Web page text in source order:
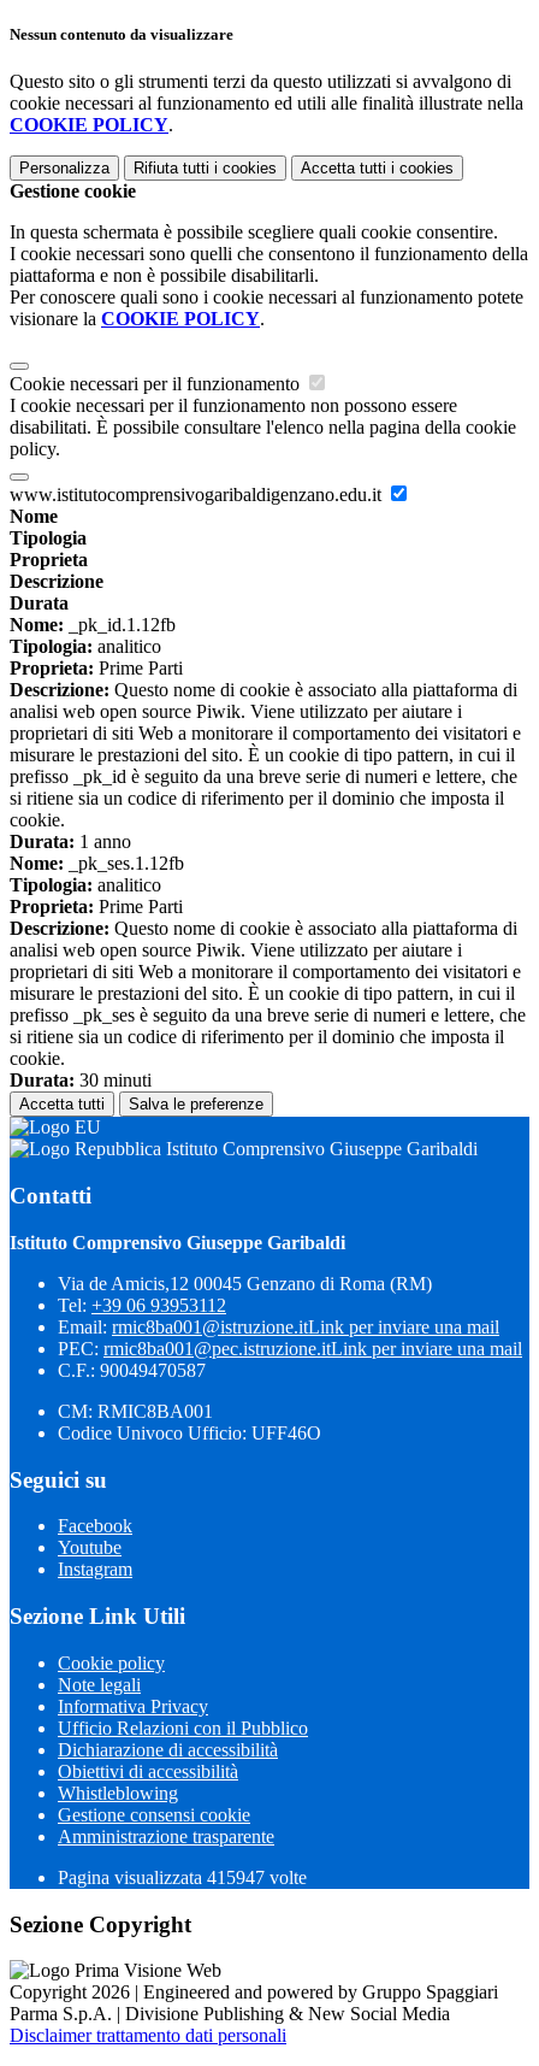
Nessun contenuto da visualizzare
Questo sito o gli strumenti terzi da questo utilizzati si avvalgono di
cookie necessari al funzionamento ed utili alle finalità illustrate nella
COOKIE POLICY.
Personalizza Rifiuta tutti i cookies Accetta tutti i cookies
Gestione cookie
In questa schermata è possibile scegliere quali cookie consentire.
I cookie necessari sono quelli che consentono il funzionamento della
piattaforma e non è possibile disabilitarli.
Per conoscere quali sono i cookie necessari al funzionamento potete
visionare la COOKIE POLICY.
Cookie necessari per il funzionamento
I cookie necessari per il funzionamento non possono essere
disabilitati. È possibile consultare l'elenco nella pagina della cookie
policy.
www.istitutocomprensivogaribaldigenzano.edu.it
Nome
Tipologia
Proprieta
Descrizione
Durata
Nome: _pk_id.1.12fb
Tipologia: analitico
Proprieta: Prime Parti
Descrizione: Questo nome di cookie è associato alla piattaforma di
analisi web open source Piwik. Viene utilizzato per aiutare i
proprietari di siti Web a monitorare il comportamento dei visitatori e
misurare le prestazioni del sito. È un cookie di tipo pattern, in cui il
prefisso _pk_id è seguito da una breve serie di numeri e lettere, che
si ritiene sia un codice di riferimento per il dominio che imposta il
cookie.
Durata: 1 anno
Nome: _pk_ses.1.12fb
Tipologia: analitico
Proprieta: Prime Parti
Descrizione: Questo nome di cookie è associato alla piattaforma di
analisi web open source Piwik. Viene utilizzato per aiutare i
proprietari di siti Web a monitorare il comportamento dei visitatori e
misurare le prestazioni del sito. È un cookie di tipo pattern, in cui il
prefisso _pk_ses è seguito da una breve serie di numeri e lettere, che
si ritiene sia un codice di riferimento per il dominio che imposta il
cookie.
Durata: 30 minuti
Accetta tutti Salva le preferenze
Istituto Comprensivo Giuseppe Garibaldi
Contatti
Istituto Comprensivo Giuseppe Garibaldi
Via de Amicis,12 00045 Genzano di Roma (RM)
Tel: +39 06 93953112
Email: rmic8ba001@istruzione.itLink per inviare una mail
PEC: rmic8ba001@pec.istruzione.itLink per inviare una mail
C.F.: 90049470587
CM: RMIC8BA001
Codice Univoco Ufficio: UFF46O
Seguici su
Facebook
Youtube
Instagram
Sezione Link Utili
Cookie policy
Note legali
Informativa Privacy
Ufficio Relazioni con il Pubblico
Dichiarazione di accessibilità
Obiettivi di accessibilità
Whistleblowing
Gestione consensi cookie
Amministrazione trasparente
Pagina visualizzata 415947 volte
Sezione Copyright
Copyright 2026 | Engineered and powered by Gruppo Spaggiari
Parma S.p.A. | Divisione Publishing & New Social Media
Disclaimer trattamento dati personali